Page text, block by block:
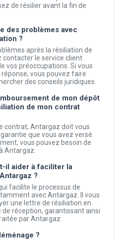
de résilier avant la fin de
des problèmes avec
?
après la résiliation de
contacter le service client
vos préoccupations. Si vous
vous pouvez faire
des conseils juridiques.
de mon dépôt
de mon contrat
contrat, Antargaz doit vous
que vous avez versé.
vous pouvez besoin de
Antargaz.
il aider à faciliter la
?
facilite le processus de
avec Antargaz. Il vous
une lettre de résiliation en
réception, garantissant ainsi
par Antargaz.
?